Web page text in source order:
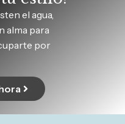
el agua,
alma para
por